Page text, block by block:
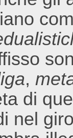
,
di
nel